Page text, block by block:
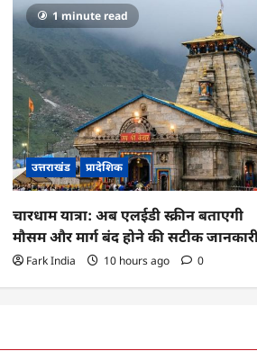
1 minute read
उत्तराखंड प्रादेशिक
चारधाम यात्रा: अब एलईडी स्क्रीन बताएगी
मौसम और मार्ग बंद होने की सटीक
Fark India 10 hours ago 0